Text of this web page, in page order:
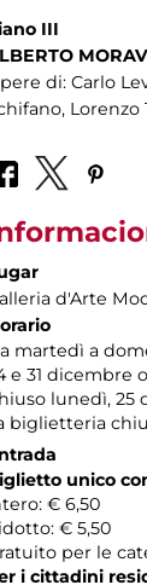
III
di: Carlo
Lorenzo
d'Arte
martedì a
e 31 dicembre
lunedì, 25
biglietteria
unico
€ 6,50
€ 5,50
per le
i cittadini